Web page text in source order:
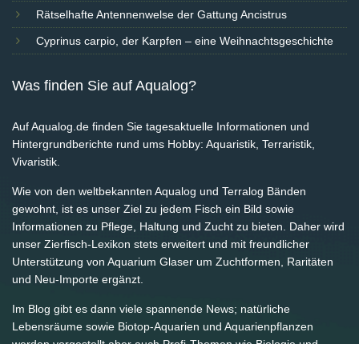
Rätselhafte Antennenwelse der Gattung Ancistrus
Cyprinus carpio, der Karpfen – eine Weihnachtsgeschichte
Was finden Sie auf Aqualog?
Auf Aqualog.de finden Sie tagesaktuelle Informationen und
Hintergrundberichte rund ums Hobby: Aquaristik, Terraristik,
Vivaristik.
Wie von den weltbekannten Aqualog und Terralog Bänden
gewohnt, ist es unser Ziel zu jedem Fisch ein Bild sowie
Informationen zu Pflege, Haltung und Zucht zu bieten. Daher wird
unser Zierfisch-Lexikon stets erweitert und mit freundlicher
Unterstützung von Aquarium Glaser um Zuchtformen, Raritäten
und Neu-Importe ergänzt.
Im Blog gibt es dann viele spannende News; natürliche
Lebensräume sowie Biotop-Aquarien und Aquarienpflanzen